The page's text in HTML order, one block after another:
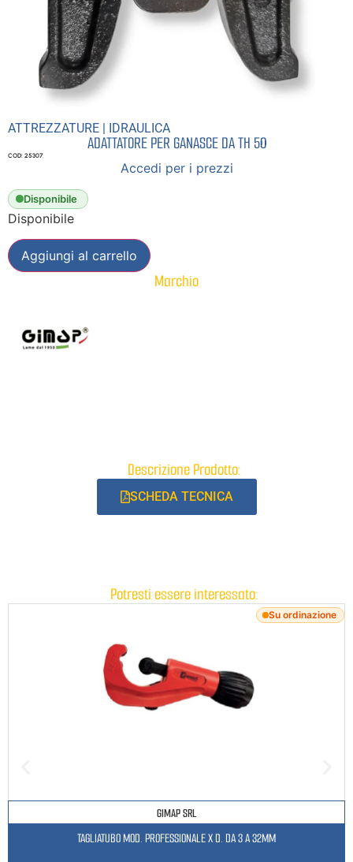
ATTREZZATURE | IDRAULICA
ADATTATORE PER GANASCE DA TH 50
COD: 25307
Accedi per i prezzi
Disponibile
Disponibile
Aggiungi al carrello
Marchio
Descrizione Prodotto:
SCHEDA TECNICA
Potresti essere interessato:
Su ordinazione
GIMAP SRL
TAGLIATUBO MOD. PROFESSIONALE X D. DA 3 A 32MM